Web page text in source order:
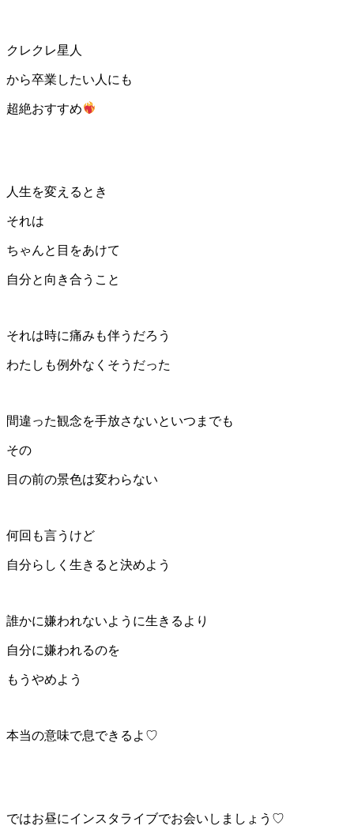
クレクレ星人
から卒業したい人にも
超絶おすすめ
人生を変えるとき
それは
ちゃんと目をあけて
自分と向き合うこと
それは時に痛みも伴うだろう
わたしも例外なくそうだった
間違った観念を手放さないといつまでも
その
目の前の景色は変わらない
何回も言うけど
自分らしく生きると決めよう
誰かに嫌われないように生きるより
自分に嫌われるのを
もうやめよう
本当の意味で息できるよ♡
ではお昼にインスタライブでお会いしましょう♡